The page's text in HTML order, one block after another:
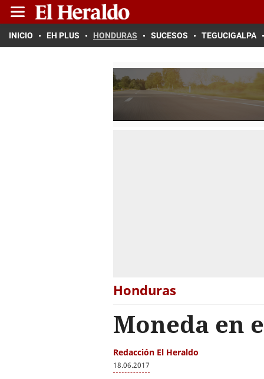
INICIO EH PLUS HONDURAS SUCESOS TEGUCIGALPA
Honduras
Moneda en
Redacción El Heraldo
18.06.2017